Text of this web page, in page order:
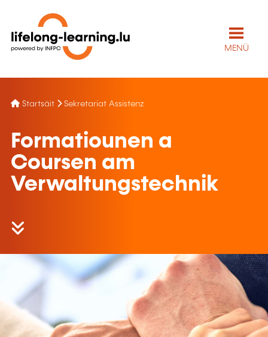
MENÜ
Startsäit Sekretariat Assistenz
Formatiounen a
Coursen am
Verwaltungstechnik